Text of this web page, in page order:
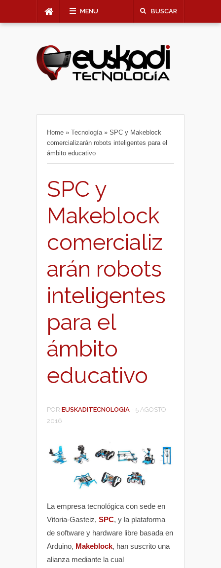
MENU BUSCAR
Home » Tecnología » SPC y Makeblock
comercializarán robots inteligentes para el
ámbito educativo
SPC y
Makeblock
comercializ
arán robots
inteligentes
para el
ámbito
educativo
POR EUSKADITECNOLOGIA - 5 AGOSTO
2016
La empresa tecnológica con sede en
Vitoria-Gasteiz, SPC, y la plataforma
de software y hardware libre basada en
Arduino, Makeblock, han suscrito una
alianza mediante la cual